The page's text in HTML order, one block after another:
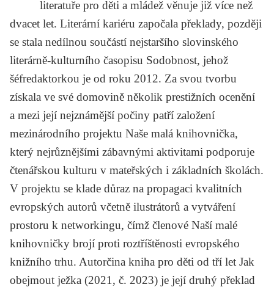
ILIGLOSA
literatuře pro děti a mládež věnuje již více než
dvacet let. Literární kariéru započala překlady, později
se stala nedílnou součástí nejstaršího slovinského
literárně-kulturního časopisu Sodobnost, jehož
šéfredaktorkou je od roku 2012. Za svou tvorbu
získala ve své domovině několik prestižních ocenění
a mezi její nejznámější počiny patří založení
mezinárodního projektu Naše malá knihovnička,
který nejrůznějšími zábavnými aktivitami podporuje
čtenářskou kulturu v mateřských i základních školách.
V projektu se klade důraz na propagaci kvalitních
evropských autorů včetně ilustrátorů a vytváření
prostoru k networkingu, čímž členové Naší malé
knihovničky brojí proti roztříštěnosti evropského
knižního trhu. Autorčina kniha pro děti od tří let Jak
obejmout ježka (2021, č. 2023) je její druhý překlad